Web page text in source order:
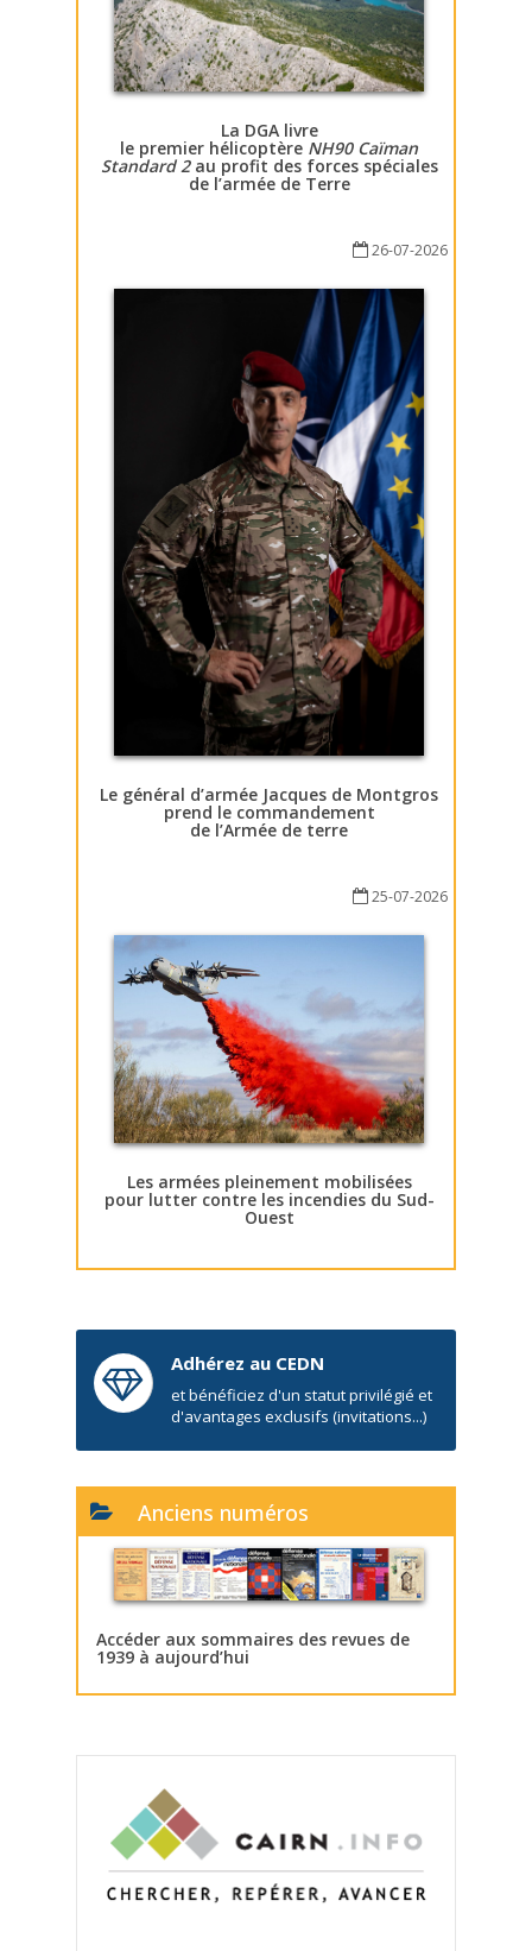
La DGA livre
le premier hélicoptère NH90 Caïman
Standard 2au profit des forces spéciales
de l’armée de Terre
26-07-2026
Le général d’armée Jacques de Montgros
prend le commandement
de l’Armée de terre
25-07-2026
Les armées pleinement mobilisées
pour lutter contre les incendies du Sud-
Ouest
Adhérez au CEDN
et bénéficiez d'un statut privilégié et
d'avantages exclusifs (invitations...)
Anciens numéros
Accéder aux sommaires des revues de
1939 à aujourd’hui